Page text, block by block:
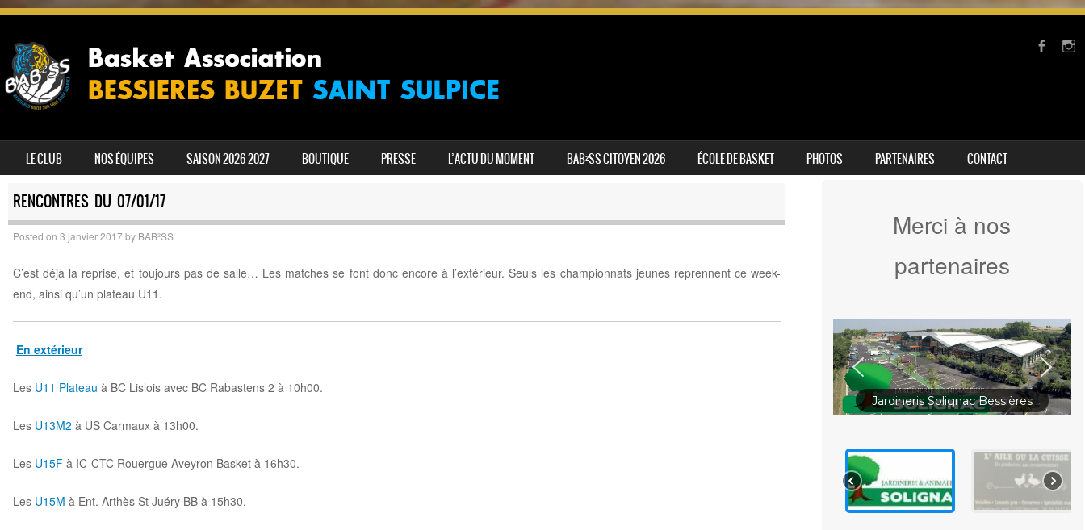
MENU
SKIP TO CONTENT
LE CLUB NOS ÉQUIPES SAISON 2026-2027 BOUTIQUE PRESSE L’ACTU DU MOMENT BAB²SS CITOYEN 2026 ÉCOLE DE BASKET PHOTOS PARTENAIRES CONTACT
RENCONTRES DU 07/01/17
Posted on 3 janvier 2017by BAB²SS
C’est déjà la reprise, et toujours pas de salle… Les matches se font donc encore à l’extérieur. Seuls les championnats jeunes reprennent ce week-
end, ainsi qu’un plateau U11.
En extérieur
Les U11 Plateau à BC Lislois avec BC Rabastens 2 à 10h00.
Les U13M2 à US Carmaux à 13h00.
Les U15Fà IC-CTC Rouergue Aveyron Basket à 16h30.
Les U15M à Ent. Arthès St Juéry BB à 15h30.
Merci à nos
partenaires
Jardineris Solignac Bessières